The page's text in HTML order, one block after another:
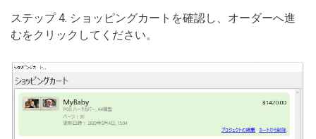
ステップ 4. ショッピングカートを確認し、オーダーへ進
むをクリックしてください。